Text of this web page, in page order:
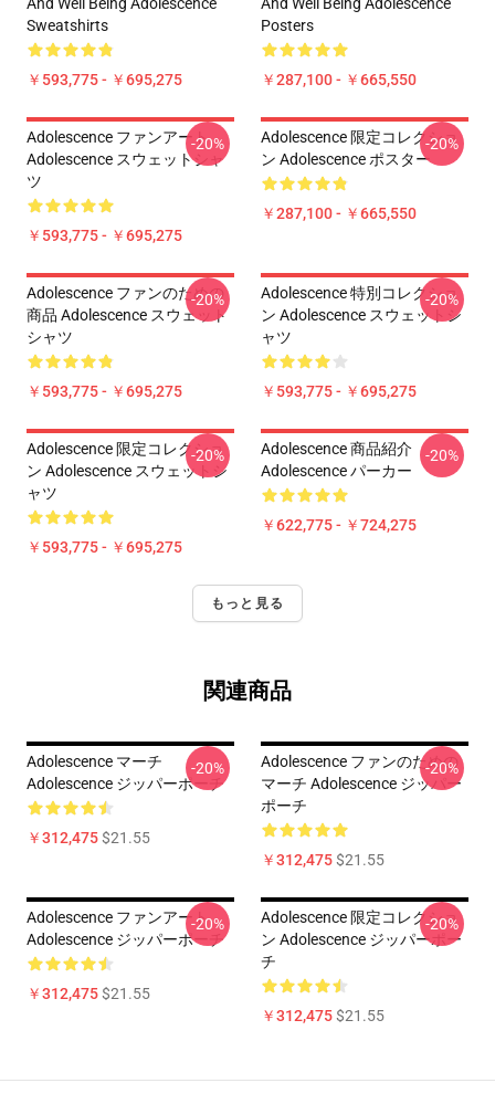
Sweatshirts
￥593,775 - ￥695,275
Posters
￥287,100 - ￥665,550
Adolescence ファンアート
Adolescence スウェットシャ
ツ
￥593,775 - ￥695,275
-20%
Adolescence 限定コレクショ
ン Adolescence ポスター
￥287,100 - ￥665,550
-20%
Adolescence ファンのための
商品 Adolescence スウェット
シャツ
￥593,775 - ￥695,275
-20%
Adolescence 特別コレクショ
ン Adolescence スウェットシ
ャツ
￥593,775 - ￥695,275
-20%
Adolescence 限定コレクショ
ン Adolescence スウェットシ
ャツ
￥593,775 - ￥695,275
-20%
Adolescence 商品紹介
Adolescence パーカー
￥622,775 - ￥724,275
-20%
もっと見る
関連商品
Adolescence マーチ
Adolescence ジッパーポーチ
￥312,475$21.55
-20%
Adolescence ファンのための
マーチ Adolescence ジッパー
ポーチ
￥312,475$21.55
-20%
Adolescence ファンアート
Adolescence ジッパーポーチ
￥312,475$21.55
-20%
Adolescence 限定コレクショ
ン Adolescence ジッパーポー
チ
￥312,475$21.55
-20%